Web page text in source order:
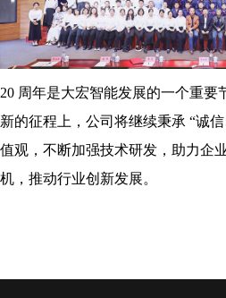
20 周年是大宏智能发展的一个重要
新的征程上，公司将继续秉承 “诚
值观，不断加强技术研发，助力企
机，推动行业创新发展。